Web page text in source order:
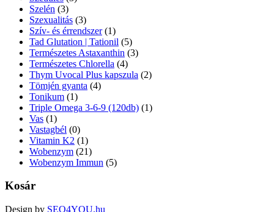
Szelén (3)
Szexualitás (3)
Szív- és érrendszer (1)
Tad Glutation | Tationil (5)
Természetes Astaxanthin (3)
Természetes Chlorella (4)
Thym Uvocal Plus kapszula (2)
Tömjén gyanta (4)
Tonikum (1)
Triple Omega 3-6-9 (120db) (1)
Vas (1)
Vastagbél (0)
Vitamin K2 (1)
Wobenzym (21)
Wobenzym Immun (5)
Kosár
Design by SEO4YOU.hu